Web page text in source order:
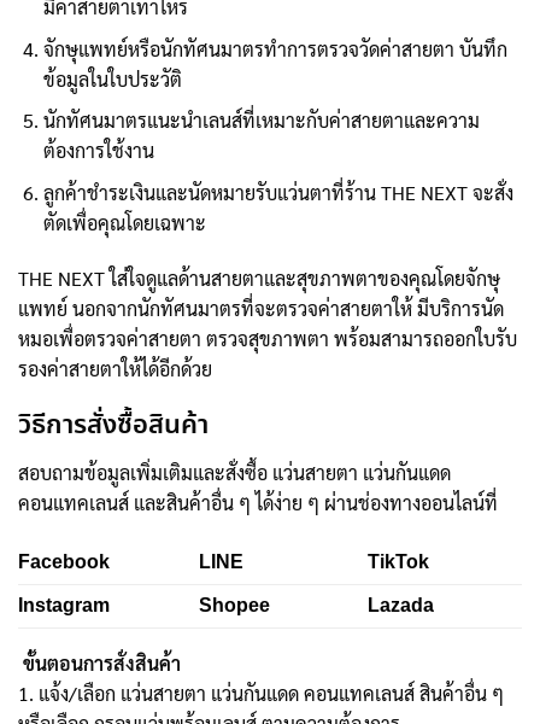
มีค่าสายตาเท่าไหร่
จักษุแพทย์หรือนักทัศนมาตรทำการตรวจวัดค่าสายตา บันทึก
ข้อมูลในใบประวัติ
นักทัศนมาตรแนะนำเลนส์ที่เหมาะกับค่าสายตาและความ
ต้องการใช้งาน
ลูกค้าชำระเงินและนัดหมายรับแว่นตาที่ร้าน THE NEXT จะสั่ง
ตัดเพื่อคุณโดยเฉพาะ
THE NEXT ใส่ใจดูแลด้านสายตาและสุขภาพตาของคุณโดยจักษุ
แพทย์ นอกจากนักทัศนมาตรที่จะตรวจค่าสายตาให้ มีบริการนัด
หมอเพื่อตรวจค่าสายตา ตรวจสุขภาพตา พร้อมสามารถออกใบรับ
รองค่าสายตาให้ได้อีกด้วย
วิธีการสั่งซื้อสินค้า
สอบถามข้อมูลเพิ่มเติมและสั่งซื้อ แว่นสายตา แว่นกันแดด
คอนแทคเลนส์ และสินค้าอื่น ๆ ได้ง่าย ๆ ผ่านช่องทางออนไลน์ที่
Facebook LINE
TikTok
Instagram
Shopee Lazada
ขั้นตอนการสั่งสินค้า
1. แจ้ง/เลือก แว่นสายตา แว่นกันแดด คอนแทคเลนส์ สินค้าอื่น ๆ